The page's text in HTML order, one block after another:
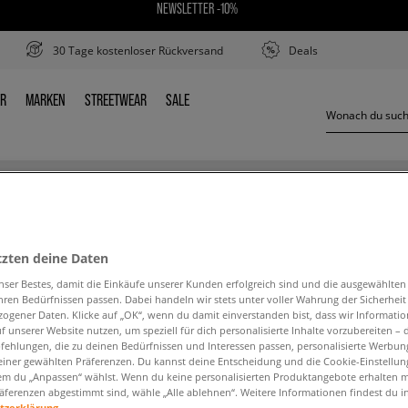
NEWSLETTER -10%
30 Tage kostenloser Rückversand Deals
MARKEN
MARKEN STREETWEAR
STREETWEAR SALE
SALE
den Suchbegriff. Versuche, weniger Filter zu
ZURÜCK ZUM SHOP
deine Daten
Bestes, damit die Einkäufe unserer Kunden erfolgreich sind und die
Bedürfnissen passen. Dabei handeln wir stets unter voller Wahrung der
Daten. Klicke auf „OK“, wenn du damit einverstanden bist, dass wir
unserer Website nutzen, um speziell für dich personalisierte Inhalte vorzubereiten –
die zu deinen Bedürfnissen und Interessen passen, personalisierte
gewählten Präferenzen. Du kannst deine Entscheidung und die Cookie-
du „Anpassen“ wählst. Wenn du keine personalisierten Produktangebote erhalten
abgestimmt sind, wähle „Alle ablehnen“. Weitere Informationen findest du